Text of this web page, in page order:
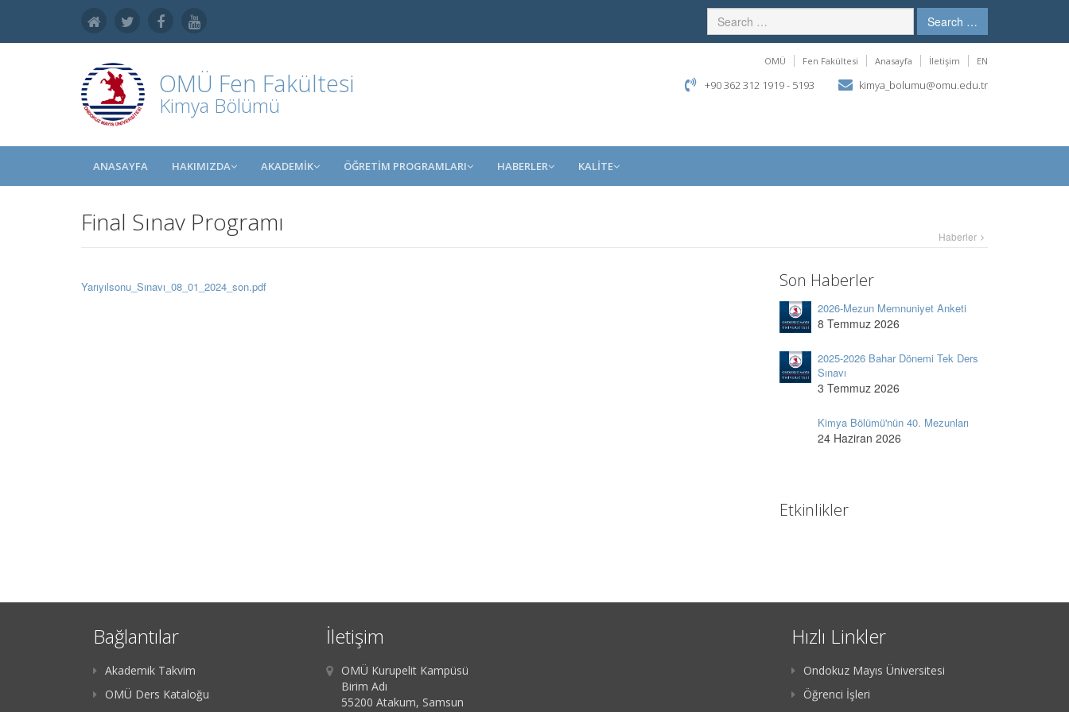
Search …
OMÜ Fen Fakültesi
Kimya Bölümü
OMÜ Fen Fakültesi Anasayfa İletişim EN
+90 362 312 1919 - 5193 kimya_bolumu@omu.edu.tr
ANASAYFA HAKIMIZDA AKADEMİK ÖĞRETİM PROGRAMLARI HABERLER KALİTE
Final Sınav Programı Haberler
Yarıyılsonu_Sınavı_08_01_2024_son.pdf Son Haberler
2026-Mezun Memnuniyet Anketi
8 Temmuz 2026
2025-2026 Bahar Dönemi Tek Ders
Sınavı
3 Temmuz 2026
Kimya Bölümü'nün 40. Mezunları
24 Haziran 2026
Etkinlikler
Bağlantılar
Akademik Takvim
OMÜ Ders Kataloğu
İletişim
OMÜ Kurupelit Kampüsü
Birim Adı
55200 Atakum, Samsun
Hızlı Linkler
Ondokuz Mayıs Üniversitesi
Öğrenci İşleri